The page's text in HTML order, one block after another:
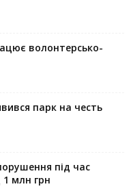
волонтерсько-
парк на честь
під час
1 млн грн